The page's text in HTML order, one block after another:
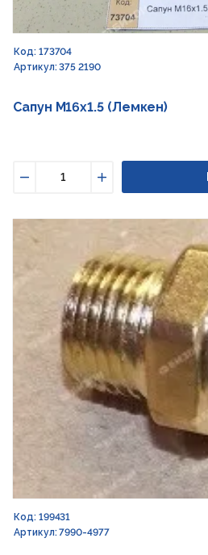
Код: 173704
Артикул: 375 2190
Сапун M16x1.5 (Лемкен)
Увеличить
Код: 199431
Артикул: 7990-4977